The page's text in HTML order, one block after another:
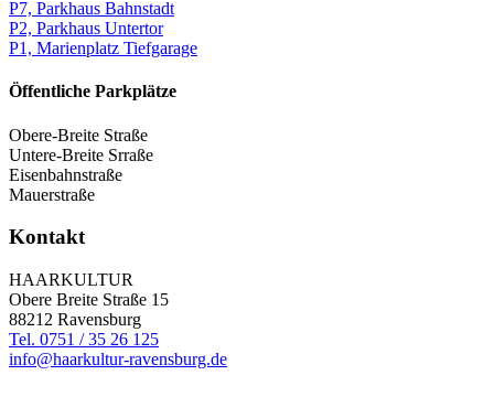
P7, Parkhaus Bahnstadt
P2, Parkhaus Untertor
P1, Marienplatz Tiefgarage
Öffentliche Parkplätze
Obere-Breite Straße
Untere-Breite Srraße
Eisenbahnstraße
Mauerstraße
Kontakt
HAARKULTUR
Obere Breite Straße 15
88212 Ravensburg
Tel. 0751 / 35 26 125
info@haarkultur-ravensburg.de